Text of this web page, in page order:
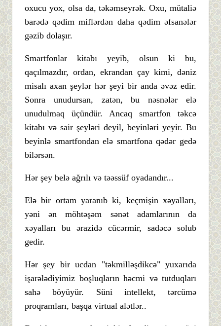
oxucu yox, olsa da, təkəmseyrək. Oxu, mütaliə
barədə qədim miflərdən daha qədim əfsanələr
gəzib dolaşır.
Smartfonlar kitabı yeyib, olsun ki bu,
qaçılmazdır, ordan, ekrandan çay kimi, dəniz
misalı axan şeylər hər şeyi bir anda əvəz edir.
Sonra unudursan, zatən, bu nəsnələr elə
unudulmaq üçündür. Ancaq smartfon təkcə
kitabı və sair şeyləri deyil, beyinləri yeyir. Bu
beyinlə smartfondan elə smartfona qədər gedə
bilərsən.
Hər şey belə ağrılı və təəssüf oyadandır...
Elə bir ortam yaranıb ki, keçmişin xəyalları,
yəni ən möhtəşəm sənət adamlarının da
xəyalları bu ərazidə cücərmir, sadəcə solub
gedir.
Hər şey bir ucdan "təkmilləşdikcə" yuxarıda
işarələdiyimiz boşluqların həcmi və tutduqları
sahə böyüyür. Süni intellekt, tərcümə
proqramları, başqa virtual alətlər..